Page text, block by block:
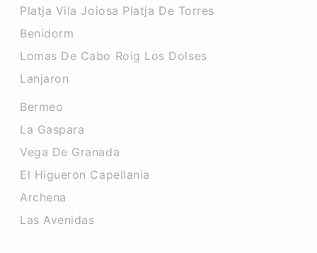
Platja Vila Joiosa Platja De Torres
Benidorm
Lomas De Cabo Roig Los Dolses
Lanjaron
Bermeo
La Gaspara
Vega De Granada
El Higueron Capellania
Archena
Las Avenidas